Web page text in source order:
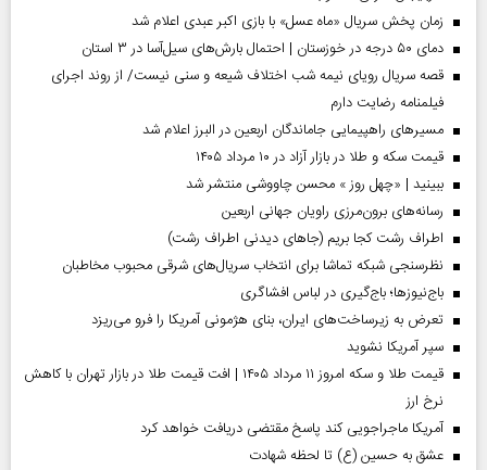
زمان پخش سریال «ماه عسل» با بازی اکبر عبدی اعلام شد
دمای ۵۰ درجه در خوزستان | احتمال بارش‌های سیل‌آسا در ۳ استان
قصه سریال رویای نیمه شب اختلاف شیعه و سنی نیست/ از روند اجرای
فیلمنامه رضایت دارم
مسیر‌های راهپیمایی جاماندگان اربعین در البرز اعلام شد
قیمت سکه و طلا در بازار آزاد در ۱۰ مرداد ۱۴۰۵
ببینید | «چهل روز » محسن چاووشی منتشر شد
رسانه‌های برون‌مرزی راویان جهانی اربعین
اطراف رشت کجا بریم (جاهای دیدنی اطراف رشت)
نظرسنجی شبکه تماشا برای انتخاب سریال‌های شرقی محبوب مخاطبان
باج‌نیوزها؛ باج‌گیری در لباس افشاگری
تعرض به زیرساخت‌های ایران، بنای هژمونی آمریکا را فرو می‌ریزد
سپر آمریکا نشوید
قیمت طلا و سکه امروز ۱۱ مرداد ۱۴۰۵ | افت قیمت طلا در بازار تهران با کاهش
نرخ ارز
آمریکا ماجراجویی کند پاسخ مقتضی دریافت خواهد کرد
عشق به حسین (ع) تا لحظه شهادت